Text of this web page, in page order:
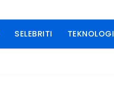
SELEBRITI TEKNOLOGI